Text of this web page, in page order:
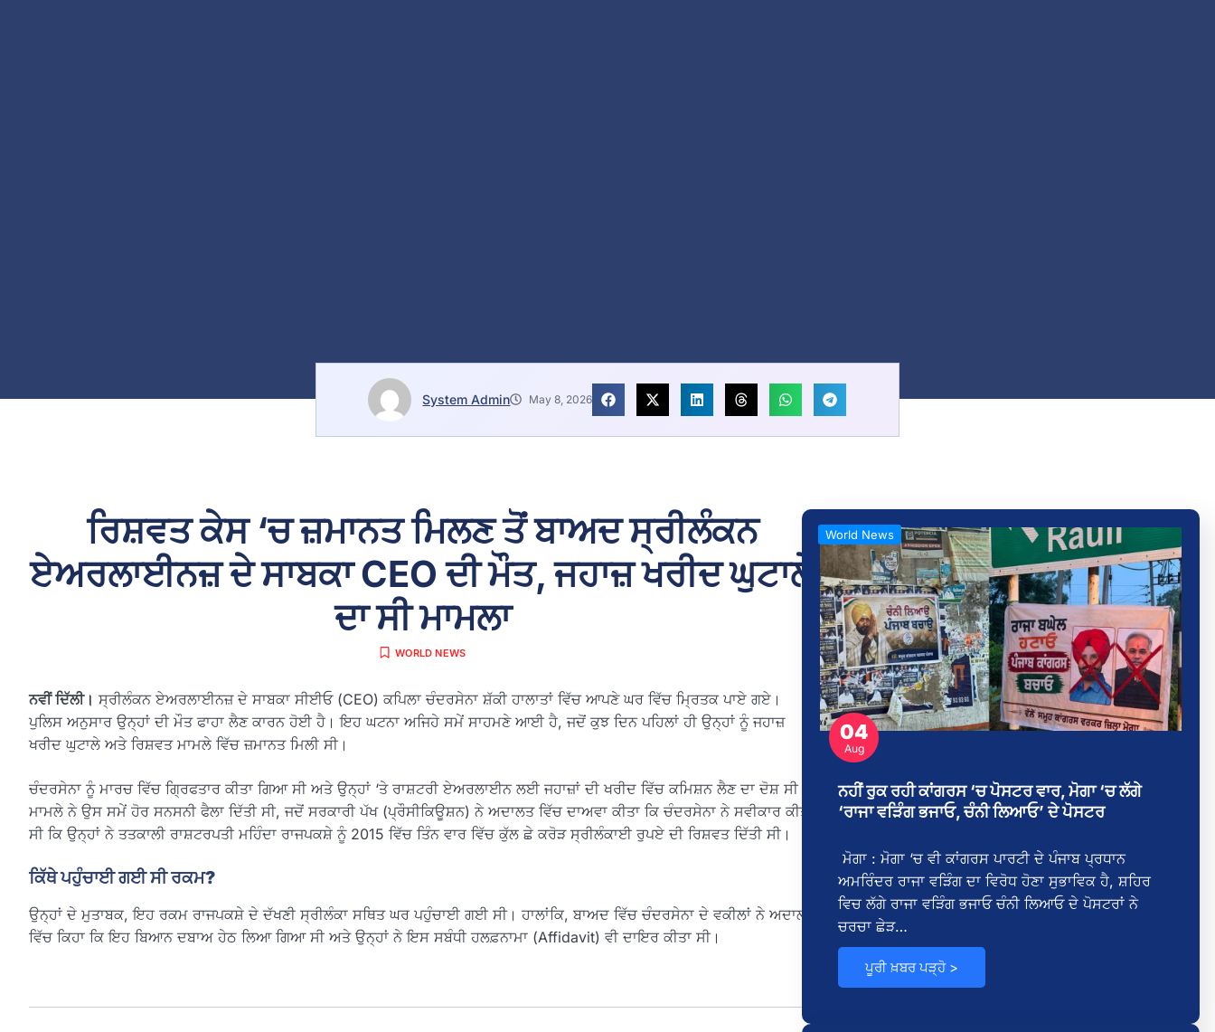
System Admin May 8, 2026
ਰਿਸ਼ਵਤ ਕੇਸ ‘ਚ ਜ਼ਮਾਨਤ ਮਿਲਣ ਤੋਂ ਬਾਅਦ ਸ੍ਰੀਲੰਕਨ
ਏਅਰਲਾਈਨਜ਼ ਦੇ ਸਾਬਕਾ CEO ਦੀ ਮੌਤ, ਜਹਾਜ਼ ਖਰੀਦ ਘੁਟਾਲੇ
ਦਾ ਸੀ ਮਾਮਲਾ
WORLD NEWS
ਨਵੀਂ ਦਿੱਲੀ। ਸ੍ਰੀਲੰਕਨ ਏਅਰਲਾਈਨਜ਼ ਦੇ ਸਾਬਕਾ ਸੀਈਓ (CEO) ਕਪਿਲਾ ਚੰਦਰਸੇਨਾ ਸ਼ੱਕੀ ਹਾਲਾਤਾਂ ਵਿੱਚ ਆਪਣੇ ਘਰ ਵਿੱਚ ਮ੍ਰਿਤਕ ਪਾਏ ਗਏ।
ਪੁਲਿਸ ਅਨੁਸਾਰ ਉਨ੍ਹਾਂ ਦੀ ਮੌਤ ਫਾਹਾ ਲੈਣ ਕਾਰਨ ਹੋਈ ਹੈ। ਇਹ ਘਟਨਾ ਅਜਿਹੇ ਸਮੇਂ ਸਾਹਮਣੇ ਆਈ ਹੈ, ਜਦੋਂ ਕੁਝ ਦਿਨ ਪਹਿਲਾਂ ਹੀ ਉਨ੍ਹਾਂ ਨੂੰ ਜਹਾਜ਼
ਖਰੀਦ ਘੁਟਾਲੇ ਅਤੇ ਰਿਸ਼ਵਤ ਮਾਮਲੇ ਵਿੱਚ ਜ਼ਮਾਨਤ ਮਿਲੀ ਸੀ।
ਚੰਦਰਸੇਨਾ ਨੂੰ ਮਾਰਚ ਵਿੱਚ ਗ੍ਰਿਫਤਾਰ ਕੀਤਾ ਗਿਆ ਸੀ ਅਤੇ ਉਨ੍ਹਾਂ ‘ਤੇ ਰਾਸ਼ਟਰੀ ਏਅਰਲਾਈਨ ਲਈ ਜਹਾਜ਼ਾਂ ਦੀ ਖਰੀਦ ਵਿੱਚ ਕਮਿਸ਼ਨ ਲੈਣ ਦਾ ਦੋਸ਼ ਸੀ।
ਮਾਮਲੇ ਨੇ ਉਸ ਸਮੇਂ ਹੋਰ ਸਨਸਨੀ ਫੈਲਾ ਦਿੱਤੀ ਸੀ, ਜਦੋਂ ਸਰਕਾਰੀ ਪੱਖ (ਪ੍ਰੌਸੀਕਿਊਸ਼ਨ) ਨੇ ਅਦਾਲਤ ਵਿੱਚ ਦਾਅਵਾ ਕੀਤਾ ਕਿ ਚੰਦਰਸੇਨਾ ਨੇ ਸਵੀਕਾਰ ਕੀਤਾ
ਸੀ ਕਿ ਉਨ੍ਹਾਂ ਨੇ ਤਤਕਾਲੀ ਰਾਸ਼ਟਰਪਤੀ ਮਹਿੰਦਾ ਰਾਜਪਕਸ਼ੇ ਨੂੰ 2015 ਵਿੱਚ ਤਿੰਨ ਵਾਰ ਵਿੱਚ ਕੁੱਲ ਛੇ ਕਰੋੜ ਸ੍ਰੀਲੰਕਾਈ ਰੁਪਏ ਦੀ ਰਿਸ਼ਵਤ ਦਿੱਤੀ ਸੀ।
ਕਿੱਥੇ ਪਹੁੰਚਾਈ ਗਈ ਸੀ ਰਕਮ?
ਉਨ੍ਹਾਂ ਦੇ ਮੁਤਾਬਕ, ਇਹ ਰਕਮ ਰਾਜਪਕਸ਼ੇ ਦੇ ਦੱਖਣੀ ਸ੍ਰੀਲੰਕਾ ਸਥਿਤ ਘਰ ਪਹੁੰਚਾਈ ਗਈ ਸੀ। ਹਾਲਾਂਕਿ, ਬਾਅਦ ਵਿੱਚ ਚੰਦਰਸੇਨਾ ਦੇ ਵਕੀਲਾਂ ਨੇ ਅਦਾਲਤ
ਵਿੱਚ ਕਿਹਾ ਕਿ ਇਹ ਬਿਆਨ ਦਬਾਅ ਹੇਠ ਲਿਆ ਗਿਆ ਸੀ ਅਤੇ ਉਨ੍ਹਾਂ ਨੇ ਇਸ ਸਬੰਧੀ ਹਲਫ਼ਨਾਮਾ (Affidavit) ਵੀ ਦਾਇਰ ਕੀਤਾ ਸੀ।
04
Aug
World News
ਨਹੀਂ ਰੁਕ ਰਹੀ ਕਾਂਗਰਸ ‘ਚ ਪੋਸਟਰ ਵਾਰ, ਮੋਗਾ ‘ਚ ਲੱਗੇ
‘ਰਾਜਾ ਵੜਿੰਗ ਭਜਾਓ, ਚੰਨੀ ਲਿਆਓ’ ਦੇ ਪੋਸਟਰ
ਮੋਗਾ : ਮੋਗਾ ‘ਚ ਵੀ ਕਾਂਗਰਸ ਪਾਰਟੀ ਦੇ ਪੰਜਾਬ ਪ੍ਰਧਾਨ
ਅਮਰਿੰਦਰ ਰਾਜਾ ਵੜਿੰਗ ਦਾ ਵਿਰੋਧ ਹੋਣਾ ਸੁਭਾਵਿਕ ਹੈ, ਸ਼ਹਿਰ
ਵਿਚ ਲੱਗੇ ਰਾਜਾ ਵੜਿੰਗ ਭਜਾਓ ਚੰਨੀ ਲਿਆਓ ਦੇ ਪੋਸਟਰਾਂ ਨੇ
ਚਰਚਾ ਛੇੜ…
ਪੂਰੀ ਖ਼ਬਰ ਪੜ੍ਹੋ >